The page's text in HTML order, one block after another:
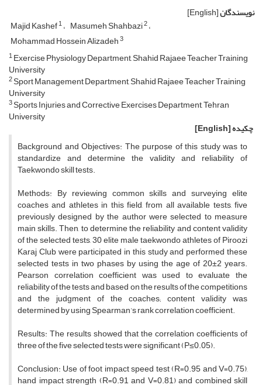
نویسندگان[English]
Majid Kashef1 Masumeh Shahbazi2
Mohammad Hossein Alizadeh3
1Exercise Physiology Department, Shahid Rajaee Teacher Training
University
2Sport Management Department, Shahid Rajaee Teacher Training
University
3Sports Injuries and Corrective Exercises Department, Tehran
University
چکیده[English]
Background and Objectives: The purpose of this study was to
standardize and determine the validity and reliability of
Taekwondo skill tests.
Methods: By reviewing common skills and surveying elite
coaches and athletes in this field, from all available tests, five
previously designed by the author were selected to measure
main skills. Then, to determine the reliability and content validity
of the selected tests, 30 elite male taekwondo athletes of Piroozi
Karaj Club were participated in this study and performed these
selected tests in two phases by using the age of 20±2 years.
Pearson correlation coefficient was used to evaluate the
reliability of the tests and based on the results of the competitions
and the judgment of the coaches; content validity was
determined by using Spearman’s rank correlation coefficient.
Results: The results showed that the correlation coefficients of
three of the five selected tests were significant (P≤0.05).
Conclusion: Use of foot impact speed test (R=0.95 and V=0.75),
hand impact strength (R=0.91 and V=0.81) and combined skill